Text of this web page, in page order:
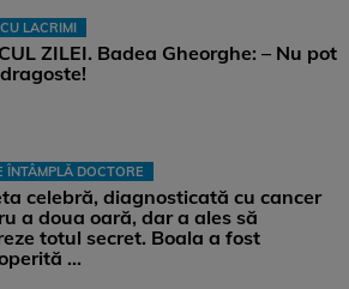
LACRIMI
ZILEI. Badea Gheorghe: – Nu pot
ÎNTÂMPLĂ DOCTORE
celebră, diagnosticată cu cancer
a doua oară, dar a ales să
totul secret. Boala a fost
...